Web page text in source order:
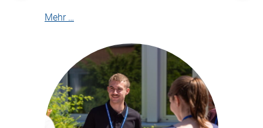
Mehr …